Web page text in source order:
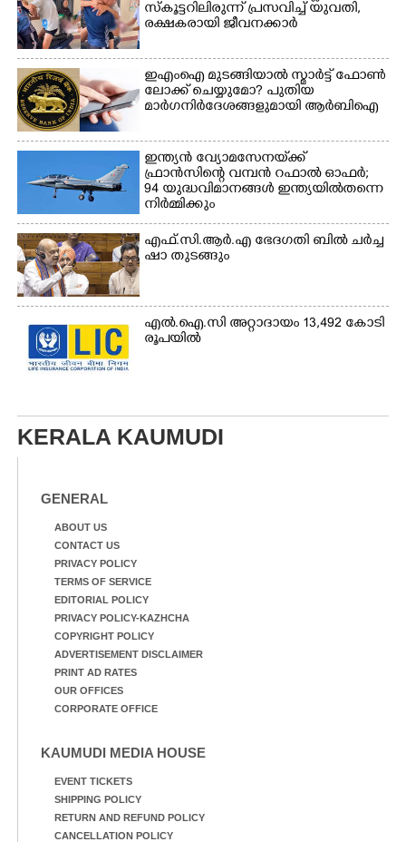
സ്കൂട്ടറിലിരുന്ന് പ്രസവിച്ച് യുവതി,
രക്ഷകരായി ജീവനക്കാർ
ഇഎംഐ മുടങ്ങിയാൽ സ്മാർട്ട് ഫോൺ
ലോക്ക് ചെയ്യുമോ? പുതിയ
മാർഗനിർദേശങ്ങളുമായി ആർബിഐ
ഇന്ത്യൻ വ്യോമസേനയ്‌ക്ക്
ഫ്രാൻസിന്റെ വമ്പൻ റഫാൽ ഓഫർ;
94 യുദ്ധവിമാനങ്ങൾ ഇന്ത്യയിൽതന്നെ
നിർ‌മ്മിക്കും
എ​ഫ്.​സി.​ആ​ർ.​എ​ ​ഭേ​ദ​ഗ​തി​ ​ബിൽ ച​ർ​ച്ച​
​ഷാ​ ​തുടങ്ങും
എൽ.ഐ.സി അറ്റാദായം 13,492 കോടി
രൂപയിൽ
KERALA KAUMUDI
GENERAL
ABOUT US
CONTACT US
PRIVACY POLICY
TERMS OF SERVICE
EDITORIAL POLICY
PRIVACY POLICY-KAZHCHA
COPYRIGHT POLICY
ADVERTISEMENT DISCLAIMER
PRINT AD RATES
OUR OFFICES
CORPORATE OFFICE
KAUMUDI MEDIA HOUSE
EVENT TICKETS
SHIPPING POLICY
RETURN AND REFUND POLICY
CANCELLATION POLICY